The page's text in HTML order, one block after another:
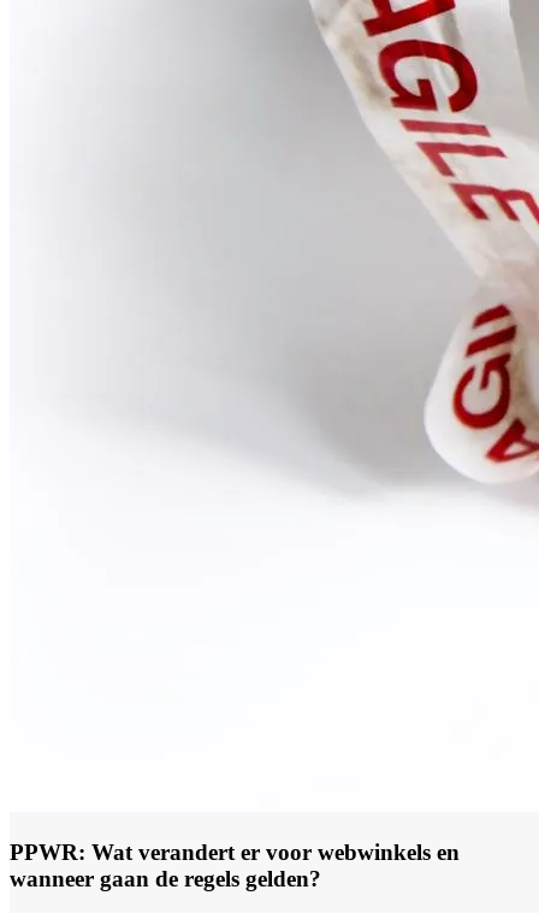
PPWR: Wat verandert er voor webwinkels en
wanneer gaan de regels gelden?